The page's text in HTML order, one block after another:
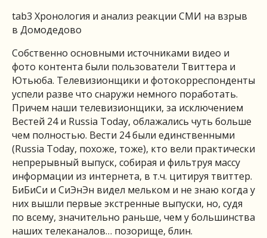
tab3 Хронология и анализ реакции СМИ на взрыв
в Домодедово
Собственно основными источниками видео и
фото контента были пользователи Твиттера и
Ютьюба. Телевизионщики и фотокорреспонденты
успели разве что снаружи немного поработать.
Причем наши телевизионщики, за исключением
Вестей 24 и Russia Today, облажались чуть больше
чем полностью. Вести 24 были единственными
(Russia Today, похоже, тоже), кто вели практически
непрерывный выпуск, собирая и фильтруя массу
информации из интернета, в т.ч. цитируя твиттер.
БиБиСи и СиЭнЭн видел мельком и не знаю когда у
них вышли первые экстренные выпуски, но, судя
по всему, значительно раньше, чем у большинства
наших телеканалов… позорище, блин.